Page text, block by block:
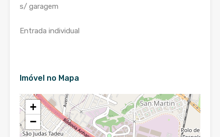
s/ garagem
Entrada individual
Imóvel no Mapa
+
−